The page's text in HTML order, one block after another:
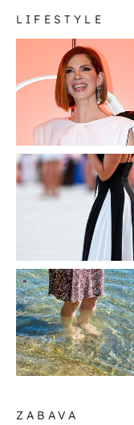
ZABAVA
LIFESTYLE